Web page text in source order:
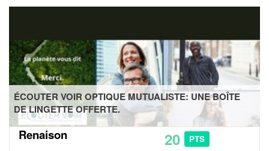
ÉCOUTER VOIR OPTIQUE MUTUALISTE: UNE BOÎTE
DE LINGETTE OFFERTE.
Renaison 20 PTS